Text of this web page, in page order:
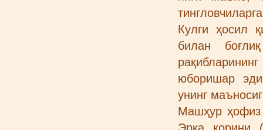
Кулги ҳосил
билан
юборишар
унинг
Машҳур ҳофиз